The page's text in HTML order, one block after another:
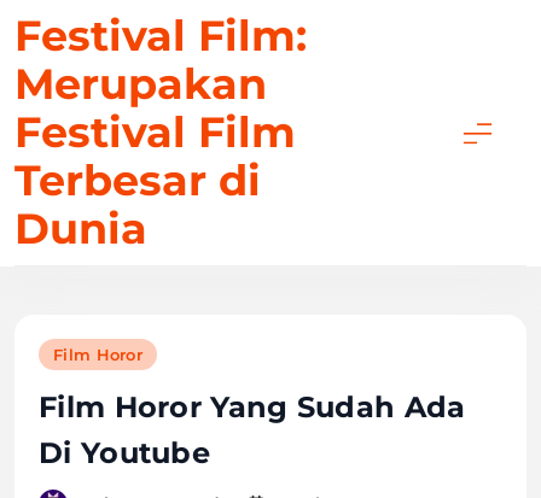
content
Festival Film:
Merupakan
Festival Film
Terbesar di
Dunia
Film Horor
Film Horor Yang Sudah Ada
Di Youtube